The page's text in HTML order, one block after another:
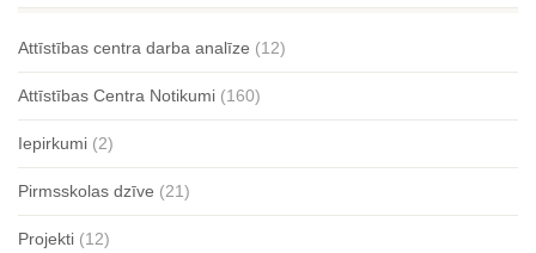
Attīstības centra darba analīze (12)
Attīstības Centra Notikumi (160)
Iepirkumi (2)
Pirmsskolas dzīve (21)
Projekti (12)